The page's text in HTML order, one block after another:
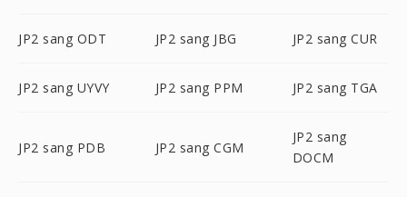
JP2 sang ODT JP2 sang JBG JP2 sang CUR
JP2 sang UYVY JP2 sang PPM JP2 sang TGA
JP2 sang PDB JP2 sang CGM
JP2 sang
DOCM